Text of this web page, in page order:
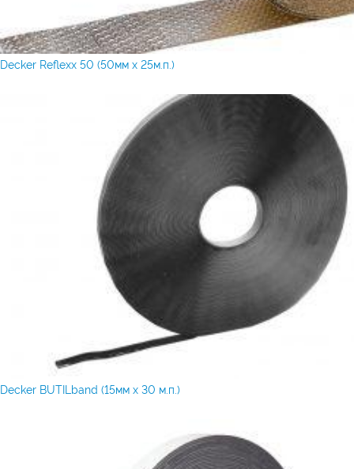
Decker Reflexx 50 (50мм x 25м.п.)
Decker BUTILband (15мм х 30 м.п.)